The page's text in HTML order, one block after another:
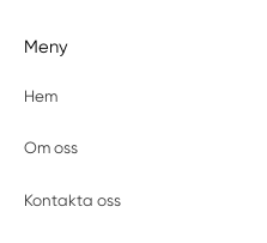
Meny
Hem
Om oss
Kontakta oss